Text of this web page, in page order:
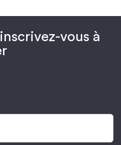
vous à